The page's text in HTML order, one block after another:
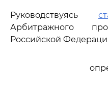
Руководствуясь
Арбитражного
Российской